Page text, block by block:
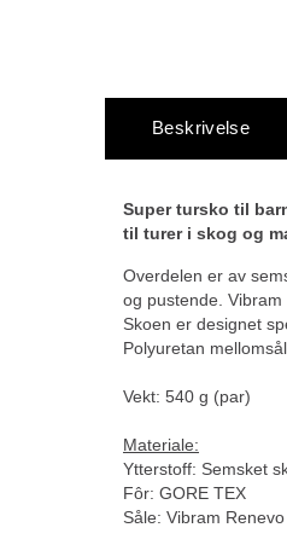
Beskrivelse
Super tursko til
til turer i skog og
Overdelen er av
og pustende.
Skoen er designet
Polyuretan
Vekt: 540 g (par)
Materiale:
Ytterstoff: Semsket
Fôr: GORE TEX
Såle: Vibram